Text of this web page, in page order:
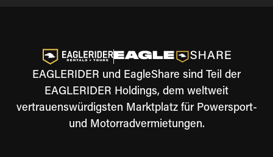
EAGLERIDER und EagleShare sind Teil der
EAGLERIDER Holdings, dem weltweit
vertrauenswürdigsten Marktplatz für Powersport-
und Motorradvermietungen.